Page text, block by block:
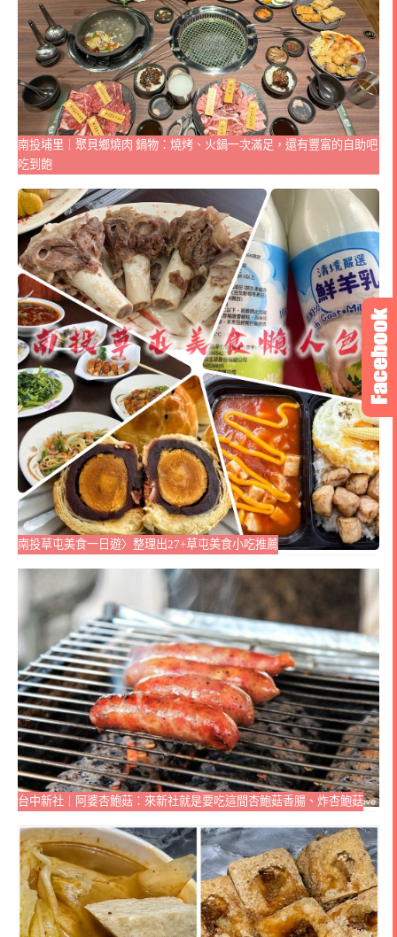
南投埔里｜聚貝鄉燒肉 鍋物：燒烤、火鍋一次滿足，還有豐富的自助吧
吃到飽
南投草屯美食一日遊〉整理出27+草屯美食小吃推薦
台中新社｜阿婆杏鮑菇：來新社就是要吃這間杏鮑菇香腸、炸杏鮑菇